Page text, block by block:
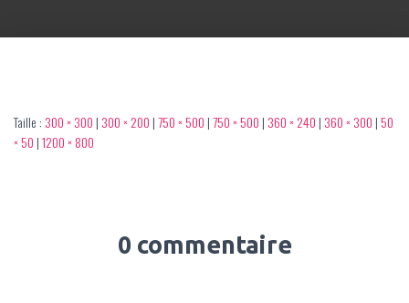
N
Taille : 300 × 300 | 300 × 200 |750 × 500 |750 × 500 | 360 × 240 | 360 × 300 |50
× 50 |1200 × 800
0 commentaire